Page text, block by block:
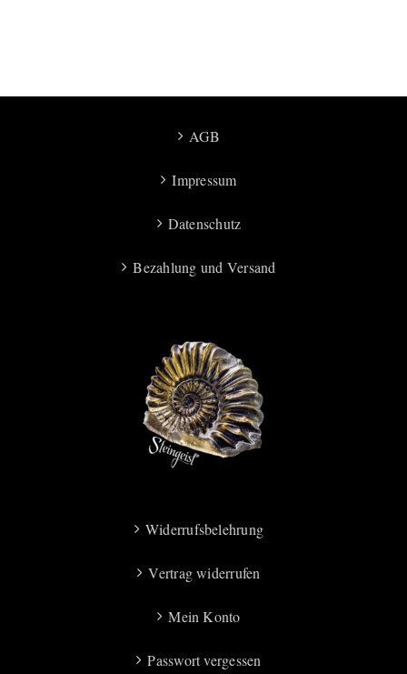
AGB
Impressum
Datenschutz
Bezahlung und Versand
Widerrufsbelehrung
Vertrag widerrufen
Mein Konto
Passwort vergessen